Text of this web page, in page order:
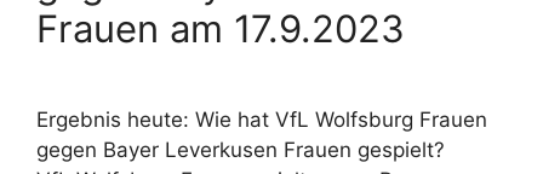
Frauen am 17.9.2023
Ergebnis heute: Wie hat VfL Wolfsburg Frauen
gegen Bayer Leverkusen Frauen gespielt?